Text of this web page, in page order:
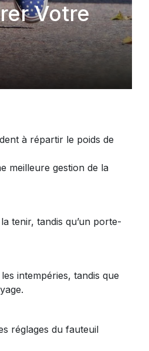
Votre
à répartir le poids de
meilleure gestion de la
tenir, tandis qu’un porte-
intempéries, tandis que
réglages du fauteuil